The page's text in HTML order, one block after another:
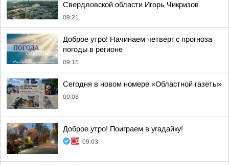
Свердловской области Игорь Чикризов
09:21
Доброе утро! Начинаем четверг с прогноза
погоды в регионе
09:15
Сегодня в новом номере «Областной газеты»
09:03
Доброе утро! Поиграем в угадайку!
09:03